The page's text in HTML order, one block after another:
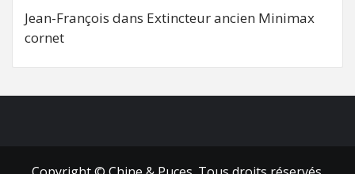
Jean-François dans Extincteur ancien Minimax
cornet